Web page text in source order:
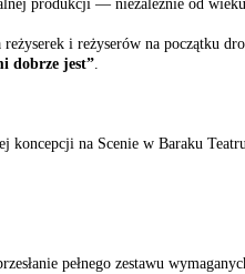
produkcji — niezależnie od
i reżyserów na początku
dobrze jest”.
koncepcji na Scenie w Baraku
pełnego zestawu